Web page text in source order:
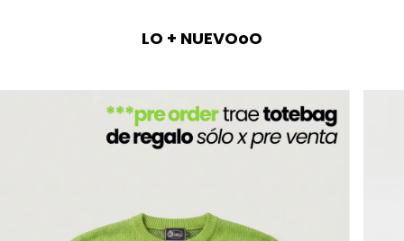
LO + NUEVOoO